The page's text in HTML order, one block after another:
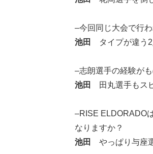
–今回同じ大会で行
池田
タイプが違う2
–志朗選手の経験が
池田
田丸選手もス
–RISE ELDORADO
なりますか？
池田
やっぱり与座